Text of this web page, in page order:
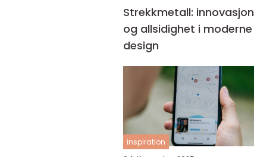
Strekkmetall: innovasjon
og allsidighet i moderne
design
inspiration